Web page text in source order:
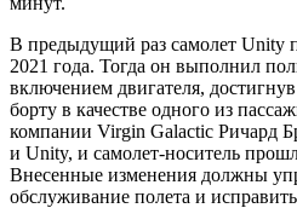
В предыдущий раз самолет Unity
2021 года. Тогда он выполнил
включением двигателя,
борту в качестве одного из
компании Virgin Galactic Ричард
и Unity, и самолет-носитель
Внесенные изменения должны
обслуживание полета и